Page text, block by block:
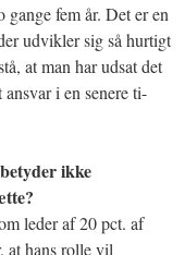
fem år. Det er en
udvikler sig så hurtigt
at man har udsat det
i en senere ti-
ikke
leder af 20 pct. af
at hans rolle vil